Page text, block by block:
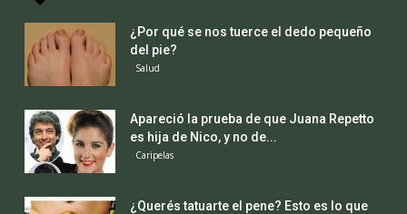
¿Por qué se nos tuerce el dedo pequeño
del pie?
Salud
Apareció la prueba de que Juana Repetto
es hija de Nico, y no de...
Caripelas
¿Querés tatuarte el pene? Esto es lo que